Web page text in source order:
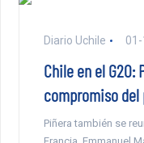
Diario Uchile
Chile en el
compromiso del
Piñera también se